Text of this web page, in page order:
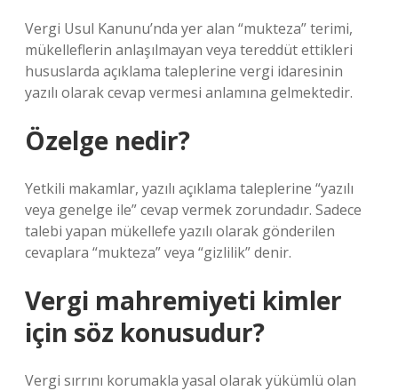
Vergi Usul Kanunu’nda yer alan “mukteza” terimi,
mükelleflerin anlaşılmayan veya tereddüt ettikleri
hususlarda açıklama taleplerine vergi idaresinin
yazılı olarak cevap vermesi anlamına gelmektedir.
Özelge nedir?
Yetkili makamlar, yazılı açıklama taleplerine “yazılı
veya genelge ile” cevap vermek zorundadır. Sadece
talebi yapan mükellefe yazılı olarak gönderilen
cevaplara “mukteza” veya “gizlilik” denir.
Vergi mahremiyeti kimler
için söz konusudur?
Vergi sırrını korumakla yasal olarak yükümlü olan